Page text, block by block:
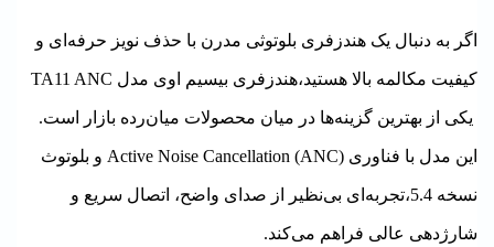
اگر به دنبال یک هندزفری بلوتوثی مدرن با حذف نویز حرفه‌ای و
کیفیت مکالمه بالا هستید،هندزفری بیسیم اوی مدل TA11 ANC
یکی از بهترین گزینه‌ها در میان محصولات میان‌رده بازار است.
این مدل با فناوری Active Noise Cancellation (ANC) و بلوتوث
نسخه 5.4، تجربه‌ای بی‌نظیر از صدای واضح، اتصال سریع و
شارژدهی عالی فراهم می‌کند.